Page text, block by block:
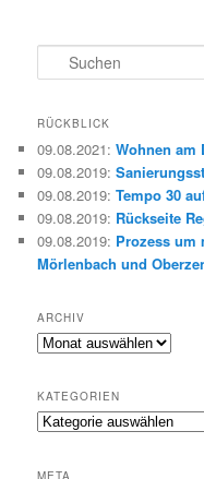
u
h
n
RÜCKBLICK
09.08.2021:Wohnen am
09.08.2019:
09.08.2019:Tempo 30
09.08.2019: Rückseite
09.08.2019: Prozess um
Mörlenbach und
ARCHIV
Archiv
KATEGORIEN
Kategorien
META